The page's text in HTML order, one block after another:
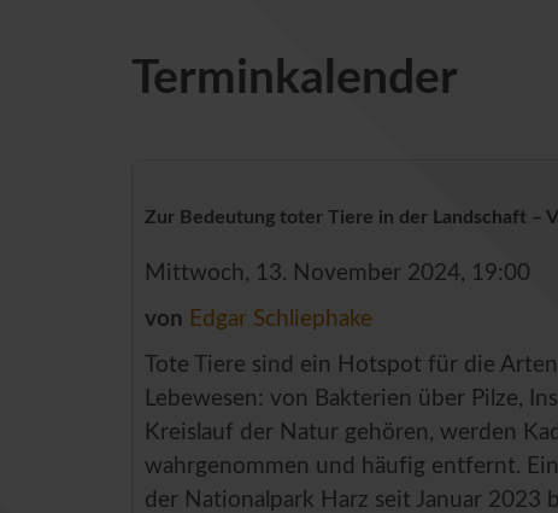
Terminkalender
Zur Bedeutung toter Tiere in der Landschaft –
Mittwoch, 13. November 2024, 19:00
von Edgar Schliephake
Tote Tiere sind ein Hotspot für die
Lebewesen: von Bakterien über Pilze,
Kreislauf der Natur gehören, werden
wahrgenommen und häufig entfernt.
der Nationalpark Harz seit Januar